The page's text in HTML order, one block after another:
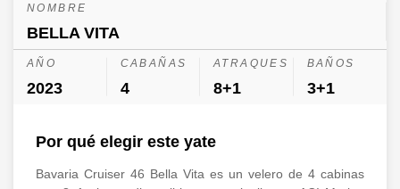
NOMBRE
BELLA VITA
AÑO
2023
CABAÑAS
4
ATRAQUES
8+1
BAÑOS
3+1
Por qué elegir este yate
Bavaria Cruiser 46 Bella Vita es un velero de 4 cabinas